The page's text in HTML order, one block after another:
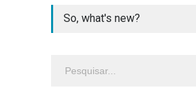
So, what's new?